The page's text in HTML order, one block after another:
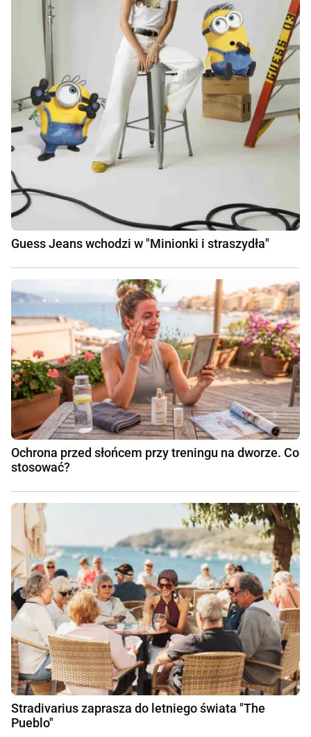
Guess Jeans wchodzi w "Minionki i straszydła"
Ochrona przed słońcem przy treningu na dworze. Co
stosować?
Stradivarius zaprasza do letniego świata "The
Pueblo"